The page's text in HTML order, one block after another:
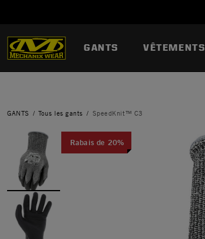
GANTS VÊTEMENTS
GANTS Tous les gants SpeedKnit™ C3
Rabais de 20%